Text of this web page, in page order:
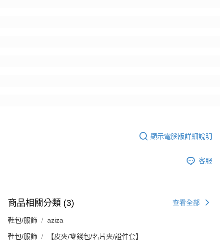
顯示電腦版詳細說明
客服
商品相關分類 (3) 查看全部
鞋包/服飾 aziza
鞋包/服飾 【皮夾/零錢包/名片夾/證件套】